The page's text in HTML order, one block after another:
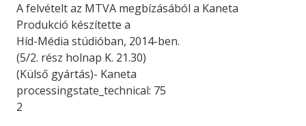
A felvételt az MTVA megbízásából a Kaneta
Produkció készítette a
Híd-Média stúdióban, 2014-ben.
(5/2. rész holnap K. 21.30)
(Külső gyártás)- Kaneta
processingstate_technical: 75
2